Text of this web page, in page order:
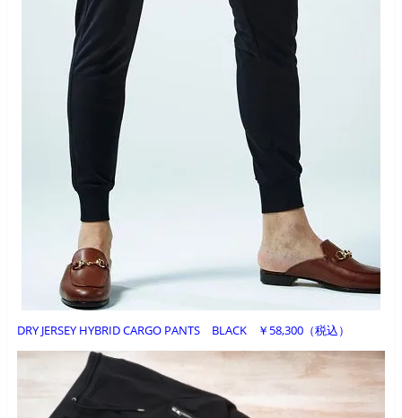
DRY JERSEY HYBRID CARGO PANTS BLACK ￥58,300（税込）